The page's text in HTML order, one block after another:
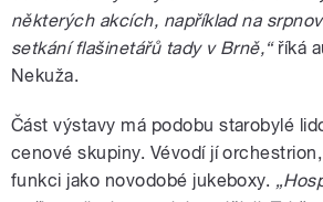
některých akcích, například na
setkání flašinetářů tady v Brně,“ říká
Nekuža.
Část výstavy má podobu starobylé
cenové skupiny. Vévodí jí
funkci jako novodobé jukeboxy.